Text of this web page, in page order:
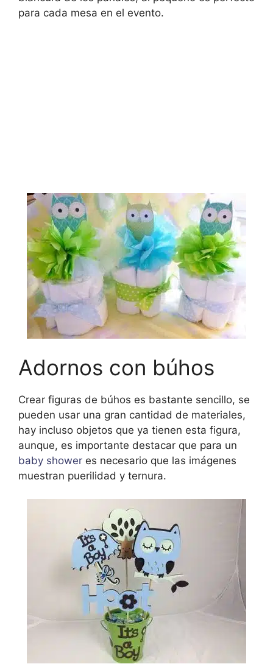
para cada mesa en el evento.
Adornos con búhos
Crear figuras de búhos es bastante sencillo, se
pueden usar una gran cantidad de materiales,
hay incluso objetos que ya tienen esta figura,
aunque, es importante destacar que para un
baby shower es necesario que las imágenes
muestran puerilidad y ternura.